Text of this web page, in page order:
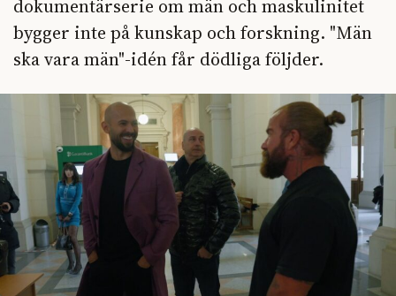
dokumentärserie om män och maskulinitet
bygger inte på kunskap och forskning. "Män
ska vara män"-idén får dödliga följder.